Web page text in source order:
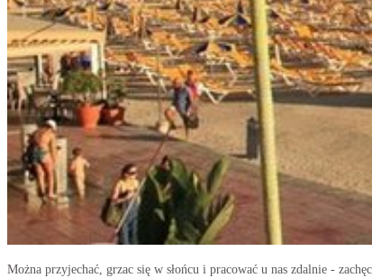
Można przyjechać, grzac się w słońcu i pracować u nas zdalnie -